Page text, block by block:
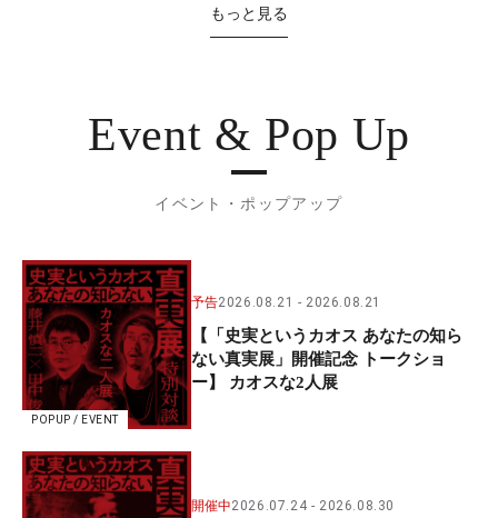
もっと見る
Event & Pop Up
イベント・ポップアップ
POPUP / EVENT
予告2026.08.21 2026.08.21
【「史実というカオス あなたの知ら
ない真実展」開催記念 トークショ
ー】 カオスな2人展
開催中2026.07.24 2026.08.30